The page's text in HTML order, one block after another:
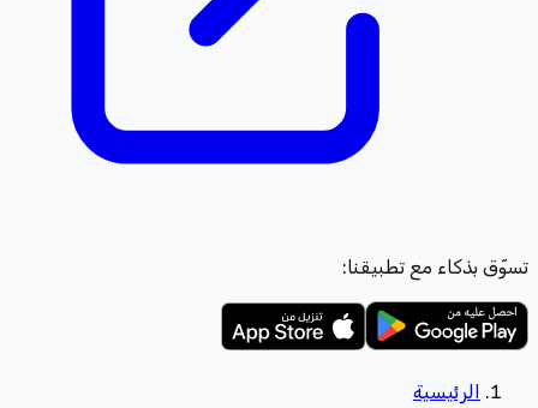
تسوّق بذكاء مع تطبيقنا:
الرئيسية